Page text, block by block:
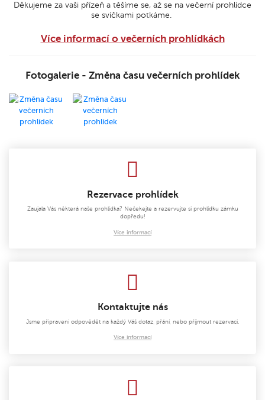
Děkujeme za vaši přízeň a těšíme se, až se na večerní prohlídce
se svíčkami potkáme.
Více informací o večerních prohlídkách
Fotogalerie - Změna času večerních prohlídek
Rezervace prohlídek
Zaujala Vás některá naše prohlídka? Nečekejte a rezervujte si prohlídku zámku
dopředu!
Více informací
Kontaktujte nás
Jsme připraveni odpovědět na každý Váš dotaz, přání, nebo přijmout rezervaci.
Více informací